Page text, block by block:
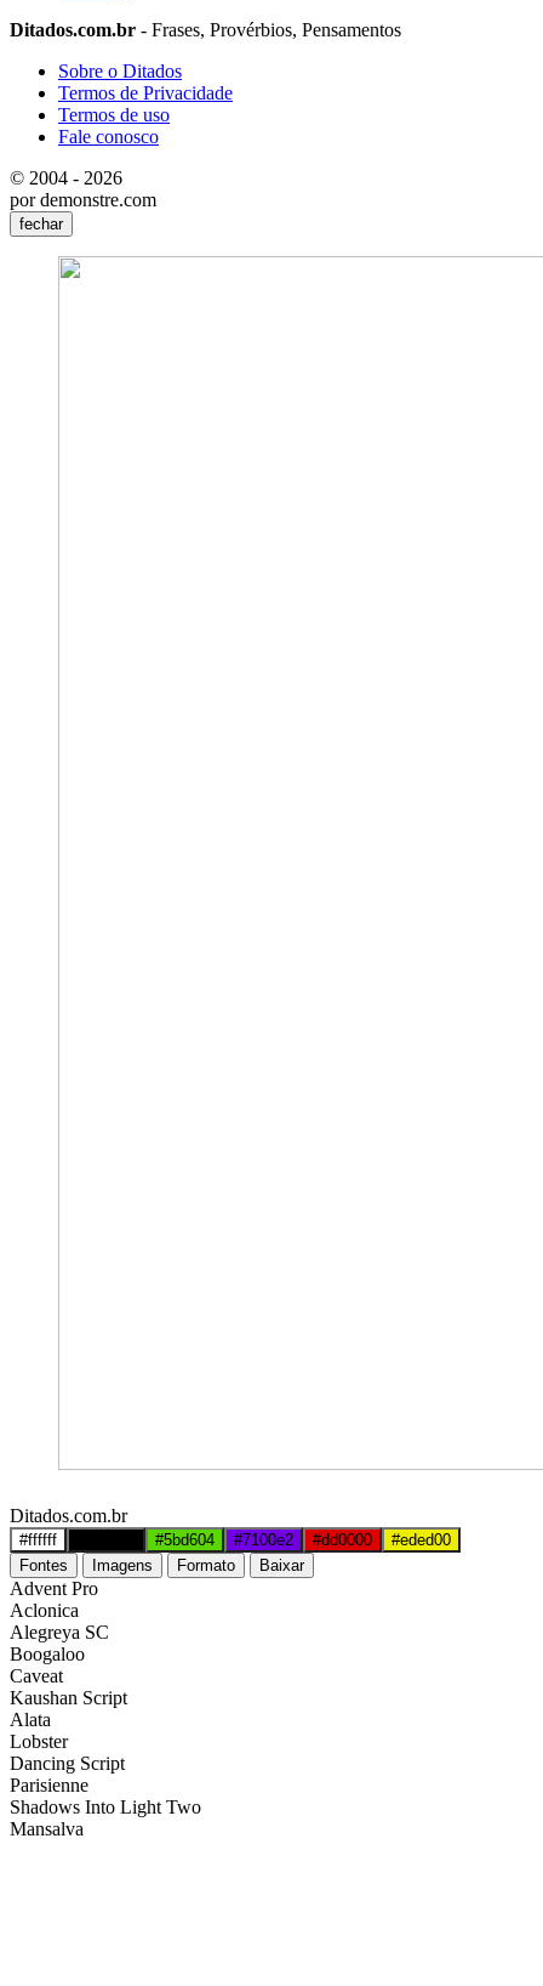
Ditados.com.br - Frases, Provérbios, Pensamentos
Sobre o Ditados
Termos de Privacidade
Termos de uso
Fale conosco
© 2004 - 2026
por demonstre.com
fechar
Ditados.com.br
#ffffff #5bd604 #7100e2 #dd0000
#eded00
Fontes
Imagens Formato Baixar
Advent Pro
Aclonica
Alegreya SC
Boogaloo
Caveat
Kaushan Script
Alata
Lobster
Dancing Script
Parisienne
Shadows Into Light Two
Mansalva